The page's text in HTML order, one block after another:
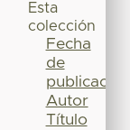
Esta
colección
Fecha
de
publicación
Autor
Título